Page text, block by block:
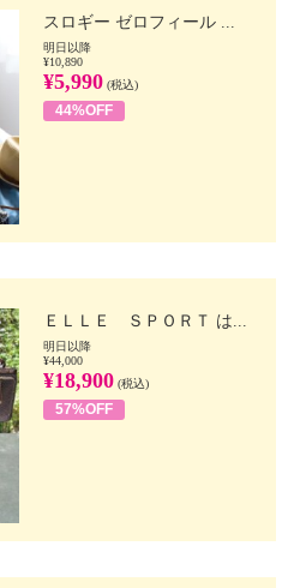
スロギー ゼロフィール ...
明日以降
¥10,890
¥5,990 (税込)
44%OFF
ＥＬＬＥ ＳＰＯＲＴ は...
明日以降
¥44,000
¥18,900 (税込)
57%OFF